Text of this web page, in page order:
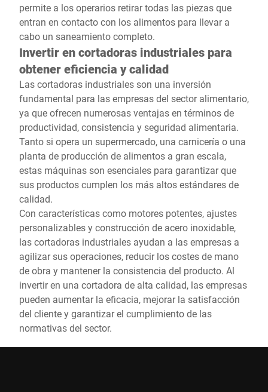
permite a los operarios retirar todas las piezas que
entran en contacto con los alimentos para llevar a
cabo un saneamiento completo.
Invertir en cortadoras industriales para
obtener eficiencia y calidad
Las cortadoras industriales son una inversión
fundamental para las empresas del sector alimentario,
ya que ofrecen numerosas ventajas en términos de
productividad, consistencia y seguridad alimentaria.
Tanto si opera un supermercado, una carnicería o una
planta de producción de alimentos a gran escala,
estas máquinas son esenciales para garantizar que
sus productos cumplen los más altos estándares de
calidad.
Con características como motores potentes, ajustes
personalizables y construcción de acero inoxidable,
las cortadoras industriales ayudan a las empresas a
agilizar sus operaciones, reducir los costes de mano
de obra y mantener la consistencia del producto. Al
invertir en una cortadora de alta calidad, las empresas
pueden aumentar la eficacia, mejorar la satisfacción
del cliente y garantizar el cumplimiento de las
normativas del sector.